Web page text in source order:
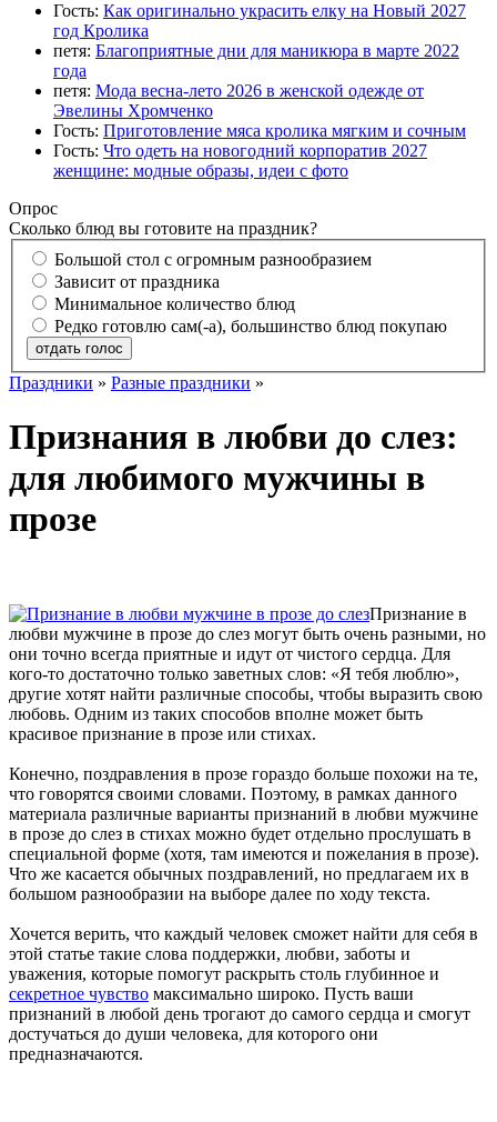
Гость: Как оригинально украсить елку на Новый 2027
год Кролика
петя: Благоприятные дни для маникюра в марте 2022
года
петя: Мода весна-лето 2026 в женской одежде от
Эвелины Хромченко
Гость: Приготовление мяса кролика мягким и сочным
Гость: Что одеть на новогодний корпоратив 2027
женщине: модные образы, идеи с фото
Опрос
Сколько блюд вы готовите на праздник?
Большой стол с огромным разнообразием
Зависит от праздника
Минимальное количество блюд
Редко готовлю сам(-а), большинство блюд покупаю
отдать голос
Праздники » Разные праздники »
Признания в любви до слез:
для любимого мужчины в
прозе
Признание в
любви мужчине в прозе до слез могут быть очень разными, но
они точно всегда приятные и идут от чистого сердца. Для
кого-то достаточно только заветных слов: «Я тебя люблю»,
другие хотят найти различные способы, чтобы выразить свою
любовь. Одним из таких способов вполне может быть
красивое признание в прозе или стихах.
Конечно, поздравления в прозе гораздо больше похожи на те,
что говорятся своими словами. Поэтому, в рамках данного
материала различные варианты признаний в любви мужчине
в прозе до слез в стихах можно будет отдельно прослушать в
специальной форме (хотя, там имеются и пожелания в прозе).
Что же касается обычных поздравлений, но предлагаем их в
большом разнообразии на выборе далее по ходу текста.
Хочется верить, что каждый человек сможет найти для себя в
этой статье такие слова поддержки, любви, заботы и
уважения, которые помогут раскрыть столь глубинное и
секретное чувство максимально широко. Пусть ваши
признаний в любой день трогают до самого сердца и смогут
достучаться до души человека, для которого они
предназначаются.